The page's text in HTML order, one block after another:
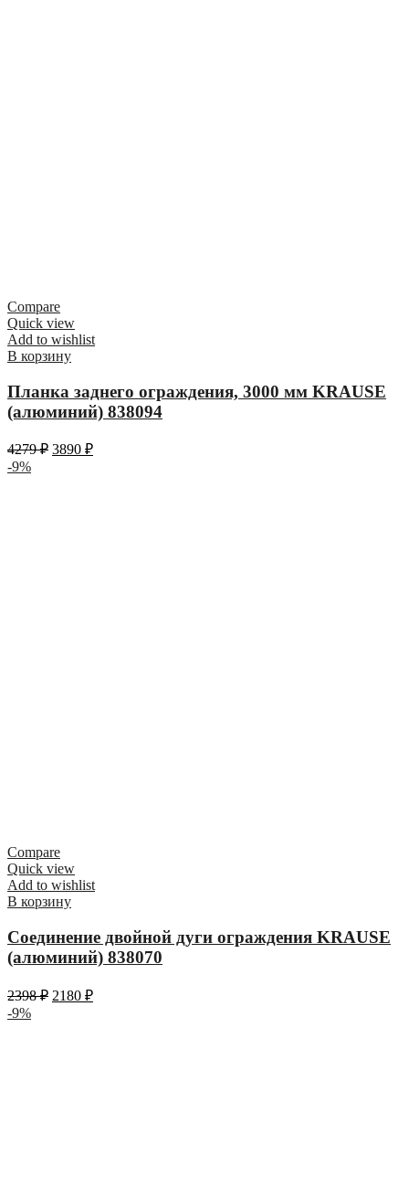
Compare
Quick view
Add to wishlist
В корзину
Планка заднего ограждения, 3000 мм KRAUSE
(алюминий) 838094
4279₽ 3890 ₽
-9%
Compare
Quick view
Add to wishlist
В корзину
Соединение двойной дуги ограждения KRAUSE
(алюминий) 838070
2398₽ 2180 ₽
-9%